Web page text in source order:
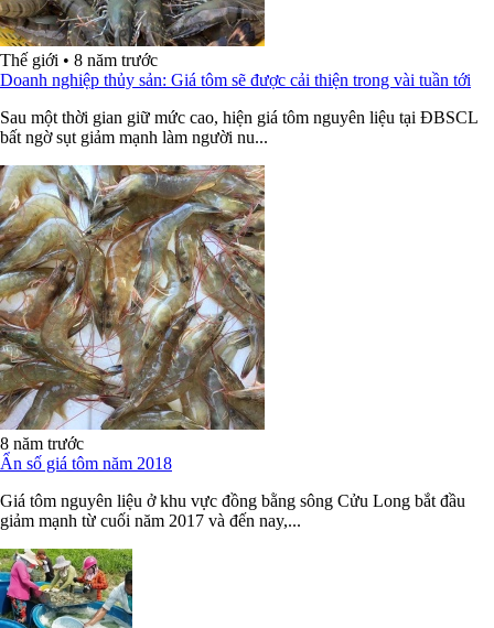
Thế giới • 8 năm trước
Doanh nghiệp thủy sản: Giá tôm sẽ được cải thiện trong vài tuần tới
Sau một thời gian giữ mức cao, hiện giá tôm nguyên liệu tại ĐBSCL
bất ngờ sụt giảm mạnh làm người nu...
8 năm trước
Ẩn số giá tôm năm 2018
Giá tôm nguyên liệu ở khu vực đồng bằng sông Cửu Long bắt đầu
giảm mạnh từ cuối năm 2017 và đến nay,...